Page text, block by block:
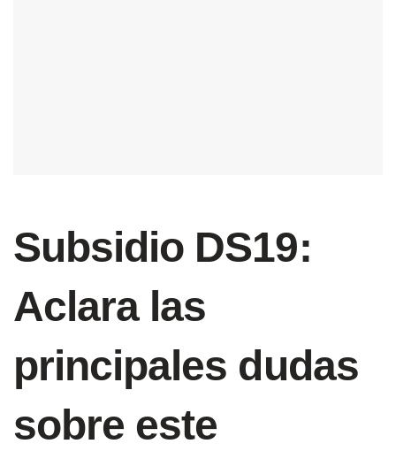
Subsidio DS19:
Aclara las
principales dudas
sobre este